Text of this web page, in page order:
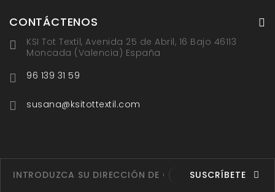
CONTÁCTENOS
KSI Tot Textil, Avenida 25 de Abril, 16 Bajo 46113
Moncada (Valencia) España
96 139 31 59
susana@ksitottextil.com
SUSCRÍBETE